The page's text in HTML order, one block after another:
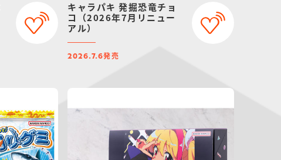
キャラパキ 発掘恐竜チョ
コ（2026年7月リニュー
アル）
2026.7.6発売